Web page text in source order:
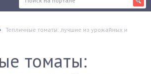
Тепличные томаты: лучшие из урожайных и
томаты: